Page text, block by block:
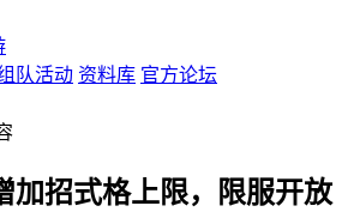
队活动 资料库 官方论坛
加招式格上限，限服开放